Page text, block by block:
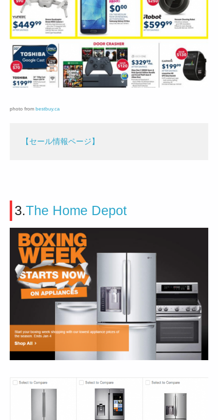
photo from bestbuy.ca
【セール情報ページ】
3.The Home Depot